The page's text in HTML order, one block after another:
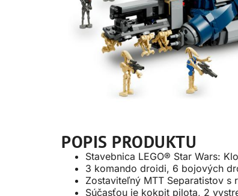
POPIS PRODUKTU
Stavebnica LEGO® Star Wars:
3 komando droidi, 6 bojových
Zostaviteľný MTT Separatistov s
Súčasťou je kokpit pilota, 2